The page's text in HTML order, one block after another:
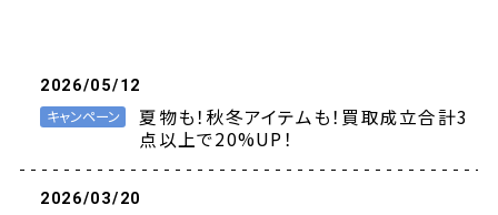
2026/05/12
キャンペーン
夏物も！秋冬アイテムも！買取成立合計3
点以上で20%UP！
2026/03/20